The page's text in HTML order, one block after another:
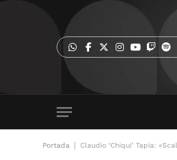
Portada Claudio ‘Chiqui’ Tapia: